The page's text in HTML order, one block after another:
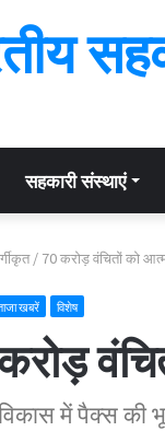
सहकारी संस्थाएं
/ 70 करोड़ वंचितों को
खबरें विशेष
में पैक्स की